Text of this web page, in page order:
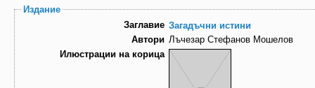
Издание
Заглавие Загадъчни истини
Автори Лъчезар Стефанов Мошелов
Илюстрации на корица